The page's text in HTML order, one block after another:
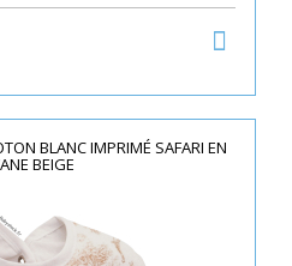
BLANC IMPRIMÉ SAFARI EN
BEIGE